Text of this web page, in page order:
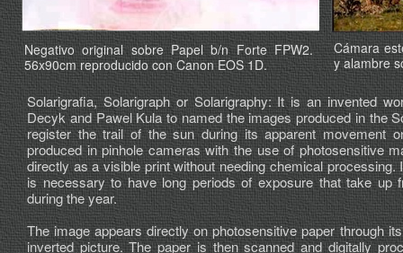
Solarigrafia, Solarigraph or Solarigraphy: It is an invented
Decyk and Pawel Kula to named the images produced in the
register the trail of the sun during its apparent movement
produced in pinhole cameras with the use of photosensitive
directly as a visible print without needing chemical
is necessary to have long periods of exposure that take up
during the year.
The image appears directly on photosensitive paper through
inverted picture. The paper is then scanned and digitally
Cámara
y alambre
Negativo original sobre Papel b/n Forte FPW2.
56x90cm reproducido con Canon EOS 1D.